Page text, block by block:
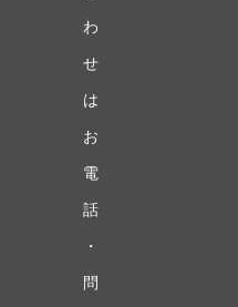
わ
せ
は
お
電
話
・
問